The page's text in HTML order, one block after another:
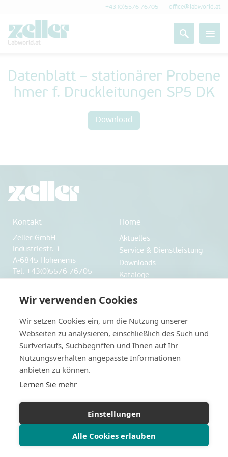
Wir verwenden Cookies
Wir setzen Cookies ein, um die Nutzung unserer
Webseiten zu analysieren, einschließlich des Such und
Surfverlaufs, Suchbegriffen und Ihnen auf Ihr
Nutzungsverhalten angepasste Informationen
anbieten zu können.
Lernen Sie mehr
Einstellungen
Alle Cookies erlauben
+43 (0)5576 76705 office@labworld.at
Labworld.at
Datenblatt – stationärer Probene
hmer f. Druckleitungen SP5 DK
Download
Kontakt
Zeller GmbH
Industriestr. 1
A-6845 Hohenems
Tel. +43(0)5576 76705
Home
Aktuelles
Service & Dienstleistung
Downloads
Kataloge
Unternehmen
über uns
Anfahrt und Öffnungszeiten
Karriere
Herstellerverzeichnis
Webshop
Datenschutzerklärung
www.legionellen-
schnelltest.at